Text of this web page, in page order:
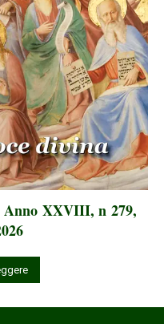
Anno XXVIII, n 279,